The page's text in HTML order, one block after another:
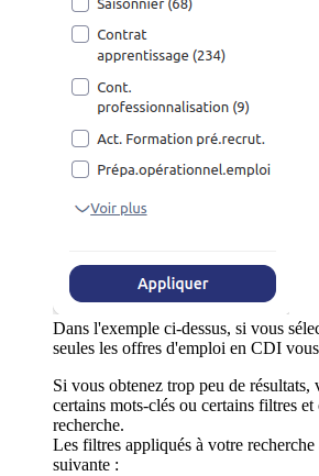
Dans l'exemple ci-dessus, si vous
seules les offres d'emploi en CDI
Si vous obtenez trop peu de
certains mots-clés ou certains filtres
recherche.
Les filtres appliqués à votre recherche
suivante :